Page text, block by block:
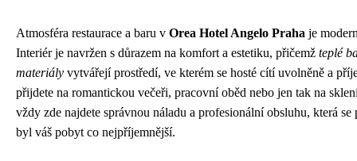
Atmosféra restaurace a baru v Orea Hotel Angelo Praha je
Interiér je navržen s důrazem na komfort a estetiku, přičemž teplé
materiály vytvářejí prostředí, ve kterém se hosté cítí uvolněně a
přijdete na romantickou večeři, pracovní oběd nebo jen tak na
vždy zde najdete správnou náladu a profesionální obsluhu, která se
byl váš pobyt co nejpříjemnější.